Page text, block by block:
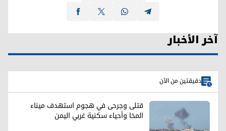
آخر الأخبار
دقيقتين من الآن
قتلى وجرحى في هجوم استهدف ميناء
المخا وأحياء سكنية غربي اليمن